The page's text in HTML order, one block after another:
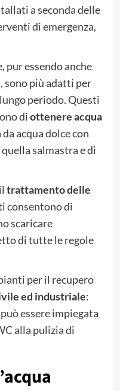
a seconda delle
di emergenza,
essendo anche
più adatti per
periodo. Questi
diottenere acqua
da acqua dolce con
salmastra e di
trattamento delle
consentono di
scaricare
di tutte le regole
per il recupero
ed industriale:
essere impiegata
alla pulizia di